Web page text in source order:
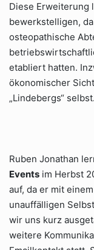
Diese Erweiterung
bewerkstelligen,
osteopathische
etabliert hatten.
ökonomischer
„Lindebergs“ selbst.
Ruben Jonathan
Events im Herbst
auf, da er mit
unauffälligen
wir uns kurz
weitere